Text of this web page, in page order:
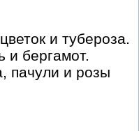
и тубероза.
и бергамот.
пачули и розы